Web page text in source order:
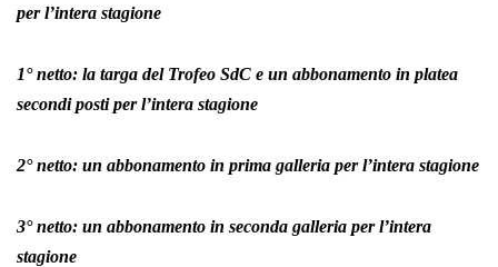
per l’intera stagione
1° netto: la targa del Trofeo SdC e un abbonamento in platea
secondi posti per l’intera stagione
2° netto: un abbonamento in prima galleria per l’intera stagione
3° netto: un abbonamento in seconda galleria per l’intera
stagione